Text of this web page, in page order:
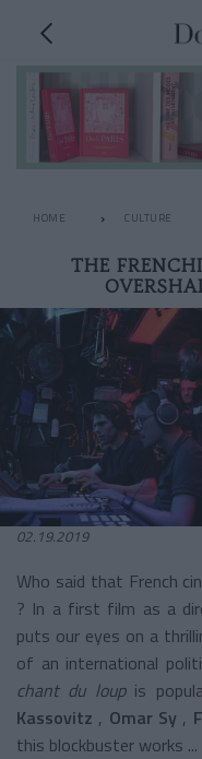
HOME CULTURE
THE
02.19.2019
Who said that French
? In a first film as a
puts our eyes on a
of an international
chant du loup is
Kassovitz , Omar Sy ,
this blockbuster works ...